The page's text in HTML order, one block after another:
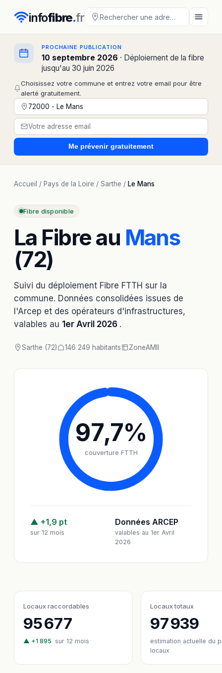
infofibre.fr
PROCHAINE PUBLICATION
10 septembre 2026 · Déploiement de la fibre
jusqu'au 30 juin 2026
Choisissez votre commune et entrez votre email pour être
alerté gratuitement.
Me prévenir gratuitement
Accueil / Pays de la Loire / Sarthe / Le Mans
Fibre disponible
La Fibre au Mans
(72)
Suivi du déploiement Fibre FTTH sur la
commune. Données consolidées issues de
l'Arcep et des opérateurs d'infrastructures,
valables au 1er Avril 2026 .
Sarthe (72) 146 249 habitants ZoneAMII
97,7%
couverture FTTH
▲ +1,9 pt
sur 12 mois
Données ARCEP
valables au 1er Avril
2026
Locaux raccordables
95 677
▲ +1 895 sur 12 mois
Locaux totaux
97 939
estimation actuelle du
locaux